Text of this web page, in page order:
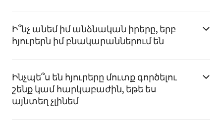
Ի՞նչ անեմ իմ անձնական իրերը, երբ
հյուրերն իմ բնակարաններում են
Ինչպե՞ս են հյուրերը մուտք գործելու
շենք կամ հարկաբաժին, եթե ես
այնտեղ չլինեմ